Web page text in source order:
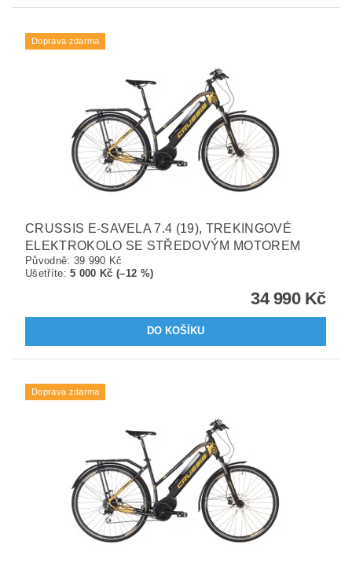
Doprava zdarma
CRUSSIS E-SAVELA 7.4 (19), TREKINGOVÉ
ELEKTROKOLO SE STŘEDOVÝM MOTOREM
Původně: 39 990 Kč
Ušetříte:5 000 Kč (–12 %)
34 990 Kč
Doprava zdarma